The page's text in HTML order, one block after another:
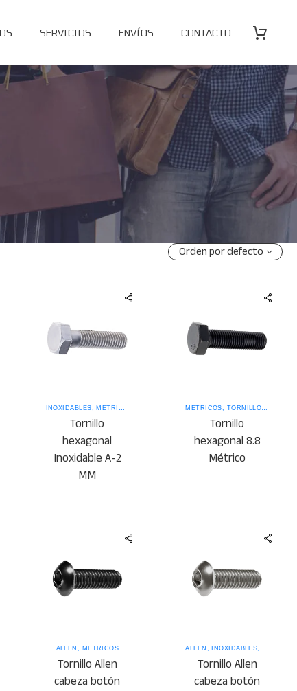
SERVICIOS ENVÍOS CONTACTO
Orden por defecto
INOXIDABLES, MÉTRICOS
Tornillo
hexagonal
Inoxidable A-2
MM
MÉTRICOS, TORNILLOS DE ACERO
Tornillo
hexagonal 8.8
Métrico
ALLEN , MÉTRICOS
Tornillo Allen
cabeza botón
ALLEN , INOXIDABLES,
Tornillo Allen
cabeza botón